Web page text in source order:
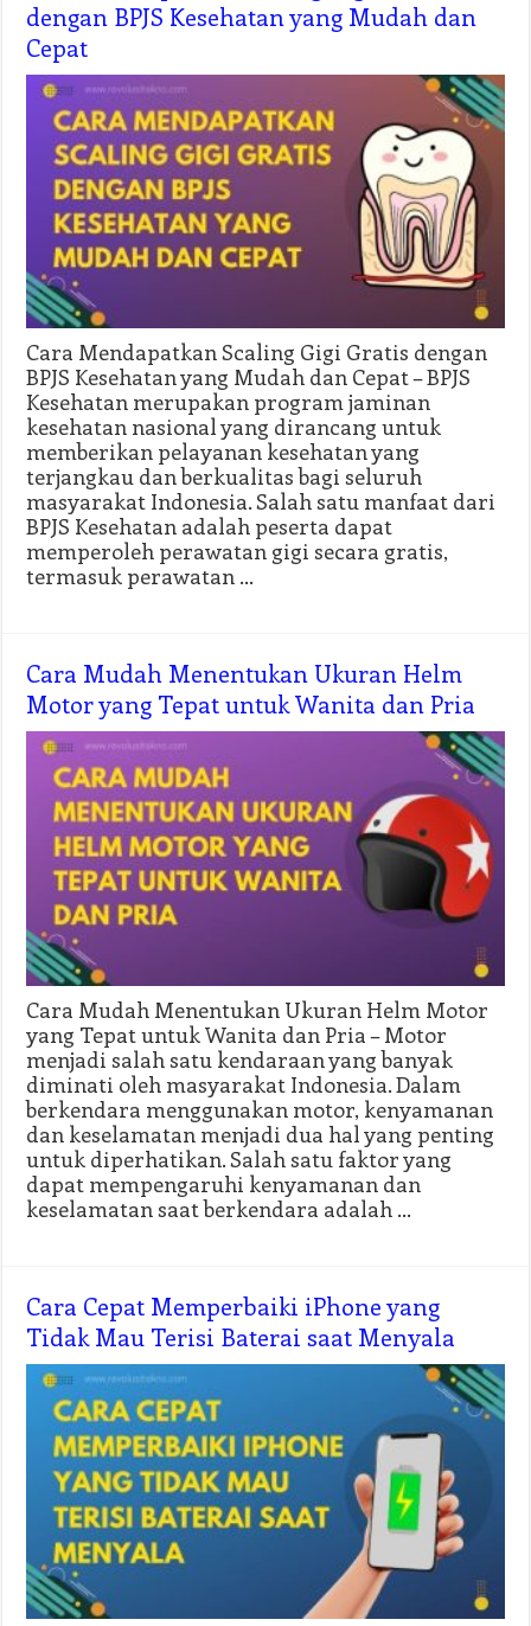
dengan BPJS Kesehatan yang Mudah dan
Cepat
Cara Mendapatkan Scaling Gigi Gratis dengan
BPJS Kesehatan yang Mudah dan Cepat – BPJS
Kesehatan merupakan program jaminan
kesehatan nasional yang dirancang untuk
memberikan pelayanan kesehatan yang
terjangkau dan berkualitas bagi seluruh
masyarakat Indonesia. Salah satu manfaat dari
BPJS Kesehatan adalah peserta dapat
memperoleh perawatan gigi secara gratis,
termasuk perawatan …
Cara Mudah Menentukan Ukuran Helm
Motor yang Tepat untuk Wanita dan Pria
Cara Mudah Menentukan Ukuran Helm Motor
yang Tepat untuk Wanita dan Pria – Motor
menjadi salah satu kendaraan yang banyak
diminati oleh masyarakat Indonesia. Dalam
berkendara menggunakan motor, kenyamanan
dan keselamatan menjadi dua hal yang penting
untuk diperhatikan. Salah satu faktor yang
dapat mempengaruhi kenyamanan dan
keselamatan saat berkendara adalah …
Cara Cepat Memperbaiki iPhone yang
Tidak Mau Terisi Baterai saat Menyala